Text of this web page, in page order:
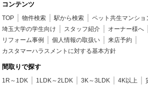
コンテンツ
TOP 物件検索 駅から検索
ペット共生マンショ
埼玉大学の学生向け
スタッフ紹介 オーナー様へ
リフォーム事例
個人情報の取扱い
来店予約
カスタマーハラスメントに対する基本方針
間取りで探す
1R～1DK 1LDK～2LDK 3K～3LDK 4K以上